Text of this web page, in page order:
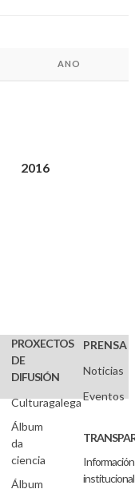
ANO
2016
PROXECTOS
DE
DIFUSIÓN
Culturagalega
Álbum
da
ciencia
Álbum
PRENSA
Noticias
Eventos
Información
institucional